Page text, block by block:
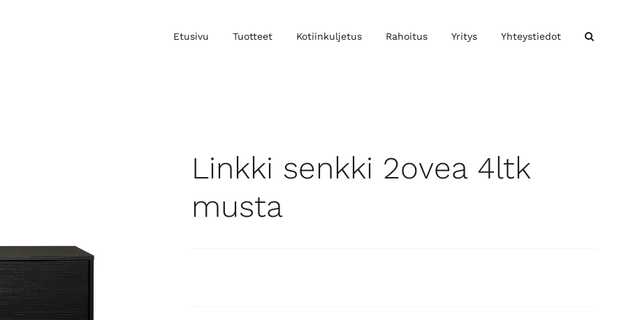
Etusivu Tuotteet Kotiinkuljetus Rahoitus Yritys Yhteystiedot
Linkki senkki 2ovea 4ltk
musta